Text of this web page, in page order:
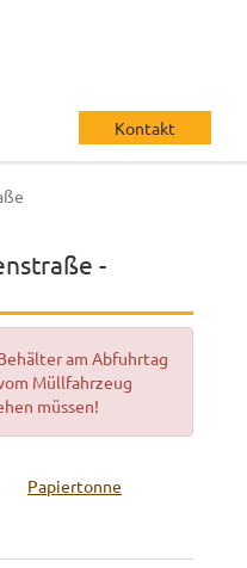
Kontakt
-
am Abfuhrtag
Müllfahrzeug
müssen!
Papiertonne